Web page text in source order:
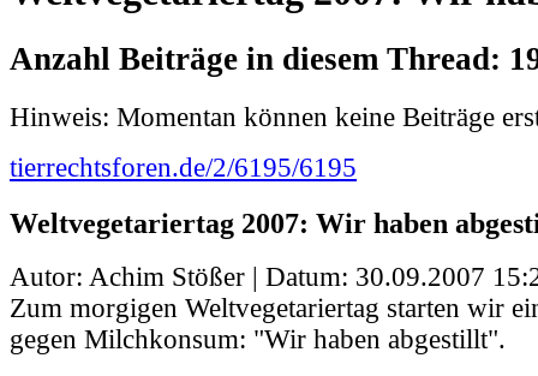
Anzahl Beiträge in diesem Thread:
Hinweis: Momentan können keine Beiträge
tierrechtsforen.de/2/6195/6195
Weltvegetariertag 2007: Wir haben
Autor: Achim Stößer | Datum: 30.09.2007
Zum morgigen Weltvegetariertag starten wir
gegen Milchkonsum: "Wir haben abgestillt".